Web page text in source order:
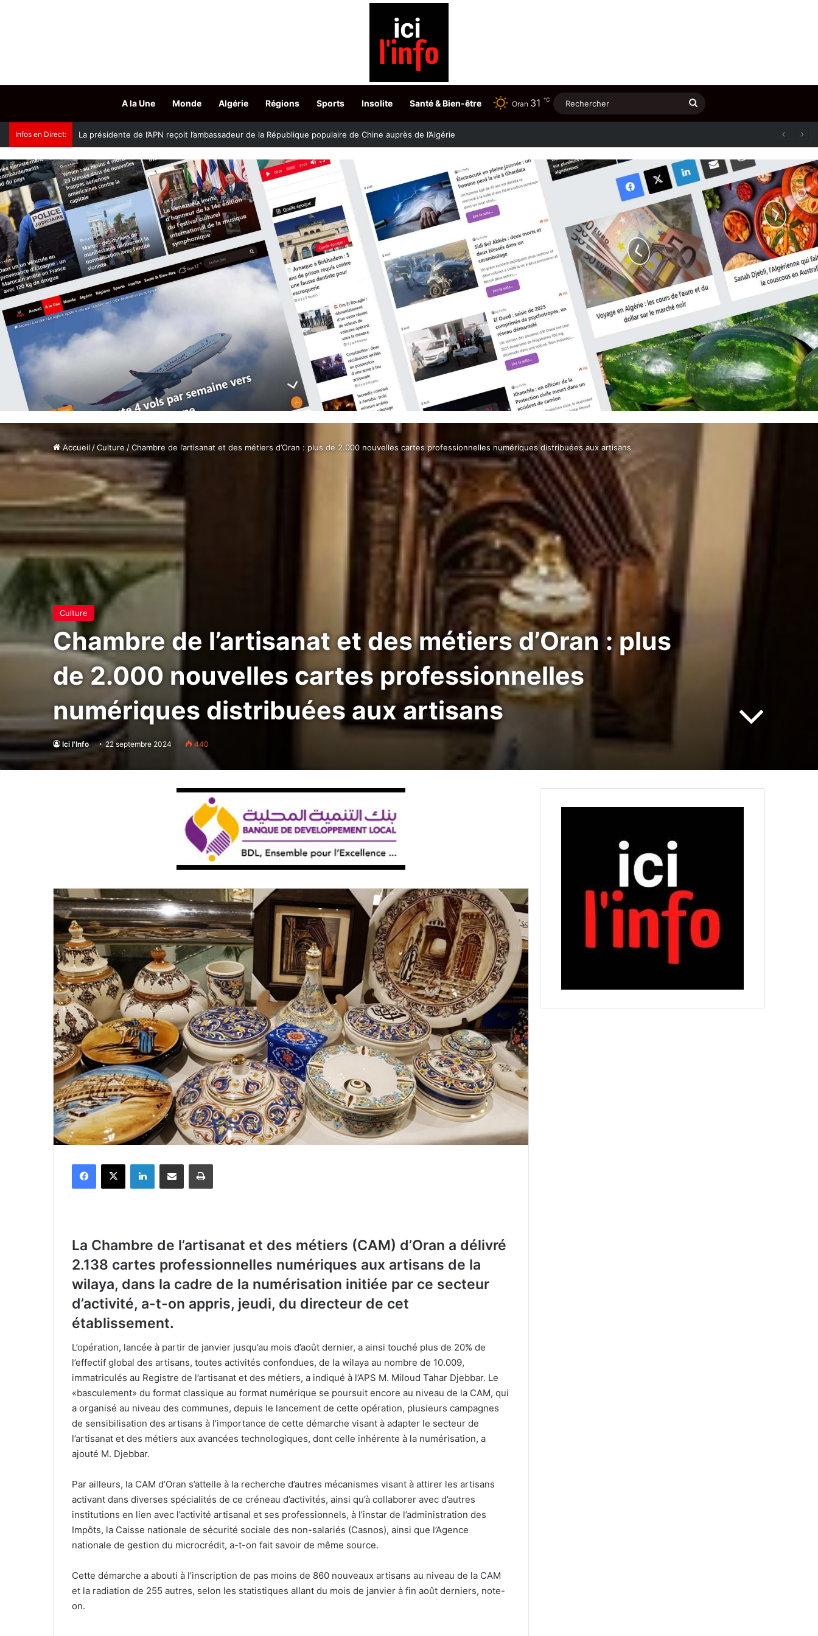
A la Une Monde Algérie Régions Sports Insolite Santé & Bien-être Oran 31 ℃ Rechercher
Infos en Direct: Accès aux grades hospitalo-universitaires : le ministère fixe les dates du choix des postes
Accueil /Culture /Chambre de l’artisanat et des métiers d’Oran : plus de 2.000 nouvelles cartes professionnelles numériques distribuées aux artisans
Culture
Chambre de l’artisanat et des métiers d’Oran : plus
de 2.000 nouvelles cartes professionnelles
numériques distribuées aux artisans
Ici l'Info 22 septembre 2024 440
La Chambre de l’artisanat et des métiers (CAM) d’Oran a délivré
2.138 cartes professionnelles numériques aux artisans de la
wilaya, dans la cadre de la numérisation initiée par ce secteur
d’activité, a-t-on appris, jeudi, du directeur de cet
établissement.
L’opération, lancée à partir de janvier jusqu’au mois d’août dernier, a ainsi touché plus de 20% de
l’effectif global des artisans, toutes activités confondues, de la wilaya au nombre de 10.009,
immatriculés au Registre de l’artisanat et des métiers, a indiqué à l’APS M. Miloud Tahar Djebbar. Le
«basculement» du format classique au format numérique se poursuit encore au niveau de la CAM, qui
a organisé au niveau des communes, depuis le lancement de cette opération, plusieurs campagnes
de sensibilisation des artisans à l’importance de cette démarche visant à adapter le secteur de
l’artisanat et des métiers aux avancées technologiques, dont celle inhérente à la numérisation, a
ajouté M. Djebbar.
Par ailleurs, la CAM d’Oran s’attelle à la recherche d’autres mécanismes visant à attirer les artisans
activant dans diverses spécialités de ce créneau d’activités, ainsi qu’à collaborer avec d’autres
institutions en lien avec l’activité artisanal et ses professionnels, à l’instar de l’administration des
Impôts, la Caisse nationale de sécurité sociale des non-salariés (Casnos), ainsi que l’Agence
nationale de gestion du microcrédit, a-t-on fait savoir de même source.
Cette démarche a abouti à l’inscription de pas moins de 860 nouveaux artisans au niveau de la CAM
et la radiation de 255 autres, selon les statistiques allant du mois de janvier à fin août derniers, note-
on.
Tissemsilt commémore le 65e
son grand retour
Le tajine en terre cuite, gardien des
algérienne